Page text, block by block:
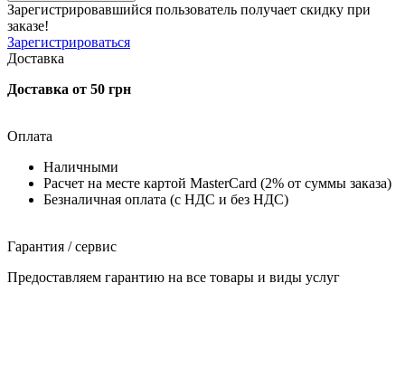
Зарегистрировавшийся пользователь получает скидку при
заказе!
Зарегистрироваться
Доставка
Доставка от 50 грн
Оплата
Наличными
Расчет на месте картой MasterCard (2% от суммы заказа)
Безналичная оплата (с НДС и без НДС)
Гарантия / сервис
Предоставляем гарантию на все товары и виды услуг